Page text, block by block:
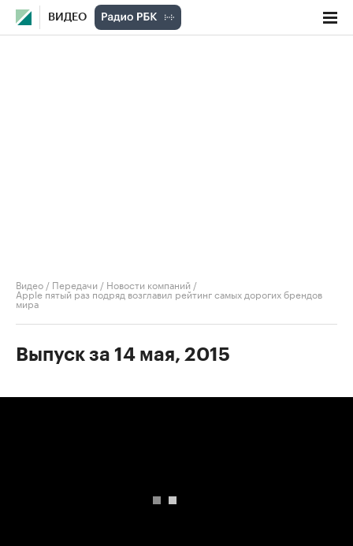
ВИДЕО
Видео / Передачи / Новости компаний /
Apple пятый раз подряд возглавил рейтинг самых дорогих брендов
мира
Выпуск за 14 мая, 2015